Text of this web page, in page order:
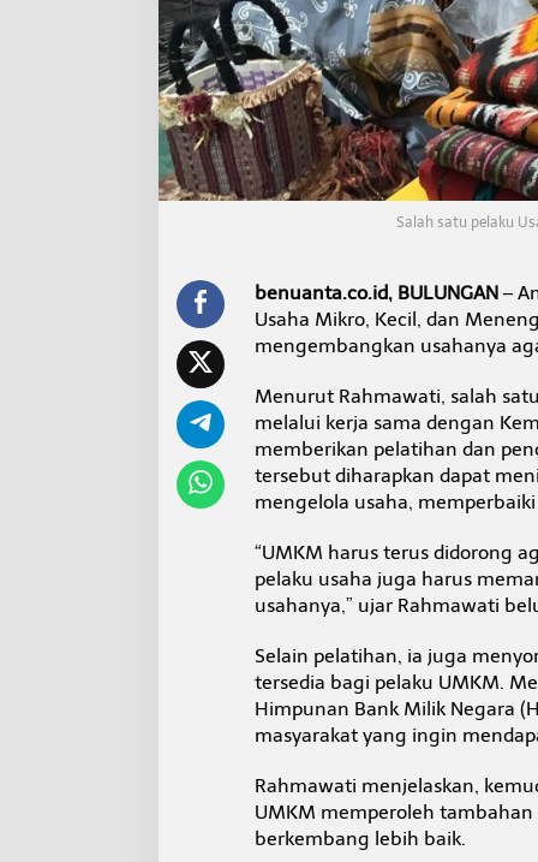
a
w
a
t
i
D
o
o
n
l
a
k
u
s
a
a
N
a
k
e
l
s
Salah satu pelaku
benuanta.co.id, BULUNGAN–
Usaha Mikro, Kecil, dan
mengembangkan usahanya
Menurut Rahmawati, salah
melalui kerja sama dengan
memberikan pelatihan dan
tersebut diharapkan dapat
mengelola usaha,
“UMKM harus terus didorong
pelaku usaha juga harus
usahanya,” ujar Rahmawati
Selain pelatihan, ia juga
tersedia bagi pelaku UMKM.
Himpunan Bank Milik Negara
masyarakat yang ingin
Rahmawati menjelaskan,
UMKM memperoleh
berkembang lebih baik.